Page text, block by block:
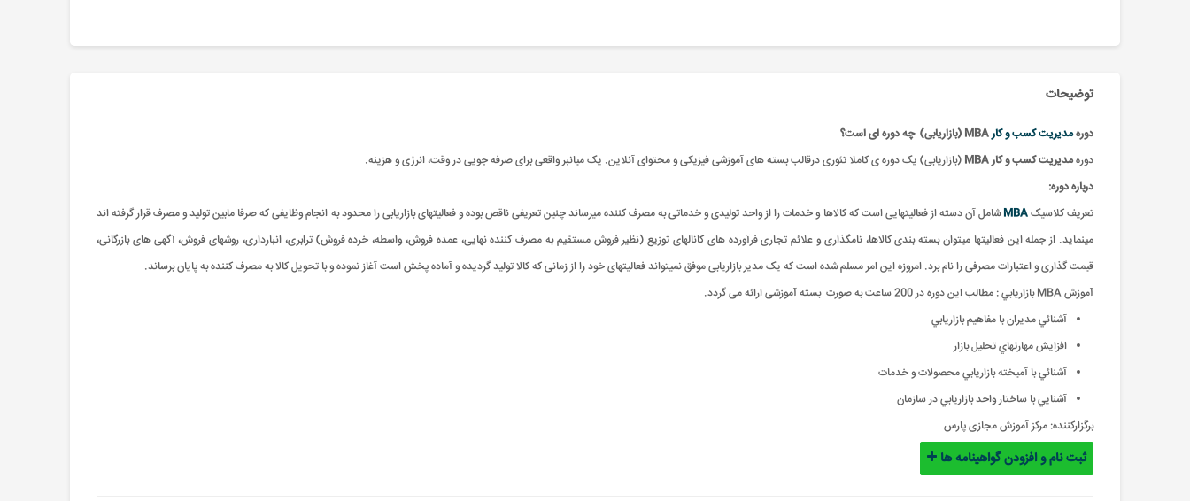
توضیحات
دورهمدیریت کسب و کارMBA (بازاریابی) چه دوره ای است؟
دورهمدیریت کسب و کار MBA (بازاریابی) یکدوره ی کاملا تئوری درقالب بسته های آموزشی فیزیکی و محتوای آنلاین. یک میانبر واقعی برای صرفه جویی در وقت، انرژی و هزینه.
درباره دوره:
تعريف کلاسیکMBA شامل آن دسته از فعالیت‏هایی است که کالاها و خدمات را از واحد تولیدی و خدماتی به مصرف‏ کننده می‏رساند چنین تعريفی ناقص بوده و فعالیت‏های بازاريابی را محدود به انجام وظایفی که صرفا مابین تولید و مصرف قرار گرفته ‏اند
می‏نماید. از جمله این فعالیت‏ها می‏توان بسته‏ بندی کالاها، نامگذاری و علائم تجاری فرآورده‏ های کانال‏های توزيع (نظیر فروش مستقیم به مصرف‏ کننده نهایی، عمده فروش، واسطه، خرده‏ فروش) ترابری، انبارداری، روش‏های فروش، آگهی‏ های بازرگانی،
قیمت‏ گذاری و اعتبارات مصرفی را نام برد. امروزه این امر مسلم شده است که یک مدیر بازاريابی موفق نمی‏تواند فعالیت‏های خود را از زمانی که کالا تولید گردیده و آماده پخش است آغاز نموده و با تحويل کالا به مصرف‏ کننده به پایان برساند.
آموزش MBA بازاريابي : مطالب این دوره در 200 ساعت به صورت بسته آموزشی ارائه می گردد
.
آشنائي مديران با مفاهيم بازاريابي
افزايش مهارتهاي تحليل بازار
آشنائي با آميخته بازاريابي محصولات و خدمات
آشنايي با ساختار واحد بازاريابي در سازمان
برگزارکننده: مرکز آموزش مجازی پارس
ثبت نام و افزودن گواهینامه ها